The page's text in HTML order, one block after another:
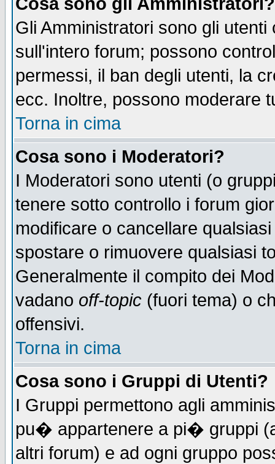
Gli Amministratori sono gli
sull'intero forum; possono
permessi, il ban degli utenti, la
ecc. Inoltre, possono moderare
Torna in cima
Cosa sono i Moderatori?
I Moderatori sono utenti (o
tenere sotto controllo i forum
modificare o cancellare
spostare o rimuovere qualsiasi
Generalmente il compito dei
vadano off-topic (fuori tema) o
offensivi.
Torna in cima
Cosa sono i Gruppi di Utenti?
I Gruppi permettono agli
pu� appartenere a pi� gruppi
altri forum) e ad ogni gruppo